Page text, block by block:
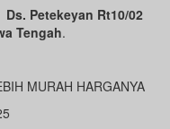
Petekeyan Rt10/02
Tengah.
MURAH HARGANYA